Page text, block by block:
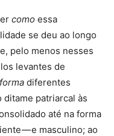
como essa
se deu ao longo
pelo menos nesses
levantes de
diferentes
patriarcal às
até na forma
— e masculino; ao